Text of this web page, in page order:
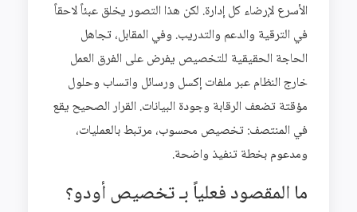
الأسرع لإرضاء كل إدارة. لكن هذا التصور يخلق عبئاً لاحقاً
في الترقية والدعم والتدريب. وفي المقابل، تجاهل
الحاجة الحقيقية للتخصيص يفرض على الفرق العمل
خارج النظام عبر ملفات إكسل ورسائل واتساب وحلول
مؤقتة تضعف الرقابة وجودة البيانات. القرار الصحيح يقع
في المنتصف: تخصيص محسوب، مرتبط بالعمليات،
ومدعوم بخطة تنفيذ واضحة.
ما المقصود فعلياً بـ تخصيص أودو؟